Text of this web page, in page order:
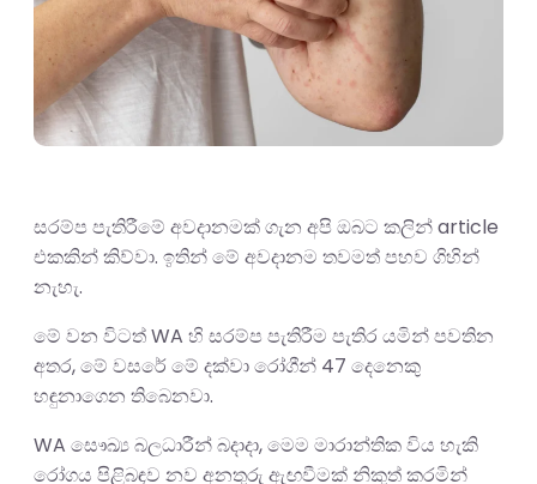
සරම්ප පැතිරීමේ අවදානමක් ගැන අපි ඔබට කලින් article
එකකින් කිව්වා. ඉතින් මේ අවදානම තවමත් පහව ගිහින්
නැහැ.
මේ වන විටත් WA හි සරම්ප පැතිරීම පැතිර යමින් පවතින
අතර, මේ වසරේ මේ දක්වා රෝගීන් 47 දෙනෙකු
හඳුනාගෙන තිබෙනවා.
WA සෞඛ්‍ය බලධාරීන් බදාදා, මෙම මාරාන්තික විය හැකි
රෝගය පිළිබඳව නව අනතුරු ඇඟවීමක් නිකුත් කරමින්